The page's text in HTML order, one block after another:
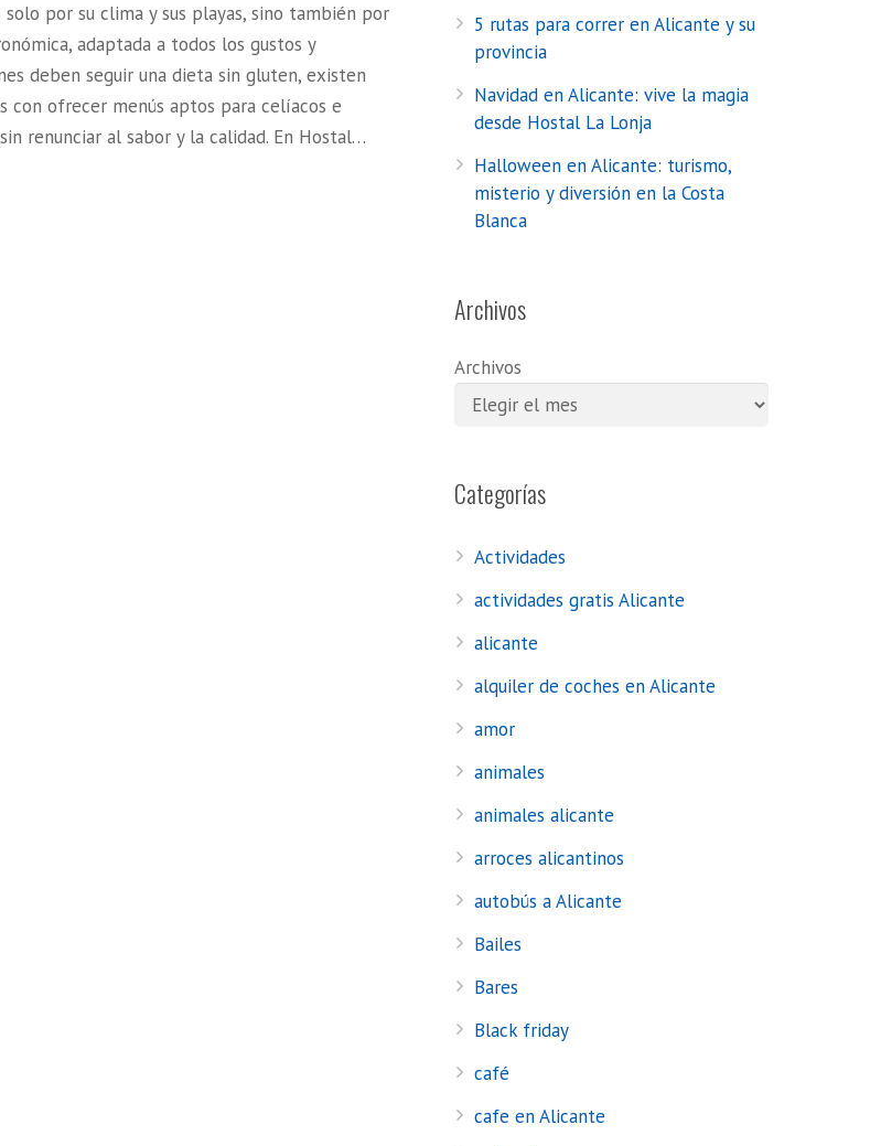
por su clima y sus playas, sino también por
adaptada a todos los gustos y
deben seguir una dieta sin gluten, existen
con ofrecer menús aptos para celíacos e
renunciar al sabor y la calidad. En Hostal…
5 rutas para correr en Alicante y su
provincia
Navidad en Alicante: vive la magia
desde Hostal La Lonja
Halloween en Alicante: turismo,
misterio y diversión en la Costa
Blanca
Archivos
Archivos
Categorías
Actividades
actividades gratis Alicante
alicante
alquiler de coches en Alicante
amor
animales
animales alicante
arroces alicantinos
autobús a Alicante
Bailes
Bares
Black friday
café
cafe en Alicante